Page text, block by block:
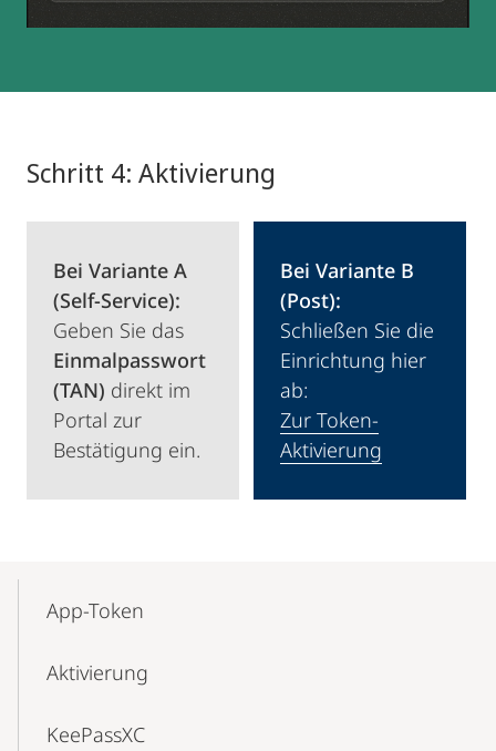
Schritt 4: Aktivierung
Bei Variante A
(Self-Service):
Geben Sie das
Einmalpasswort
(TAN) direkt im
Portal zur
Bestätigung ein.
Bei Variante B
(Post):
Schließen Sie die
Einrichtung hier
ab:
Zur Token-
Aktivierung
NavigationApp-Token
Aktivierung
KeePassXC